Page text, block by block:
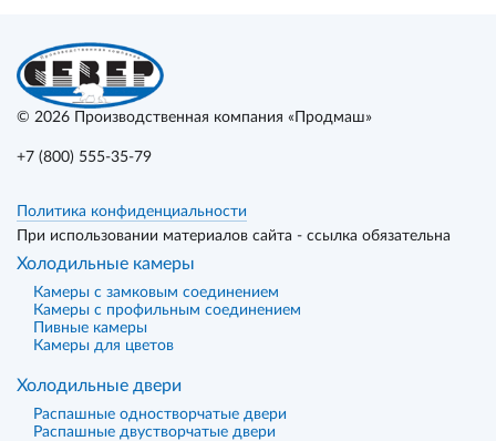
© 2026 Производственная компания «Продмаш»
+7 (800) 555-35-79
Политика конфиденциальности
При использовании материалов сайта - ссылка обязательна
Холодильные камеры
Камеры с замковым соединением
Камеры с профильным соединением
Пивные камеры
Камеры для цветов
Холодильные двери
Распашные одностворчатые двери
Распашные двустворчатые двери